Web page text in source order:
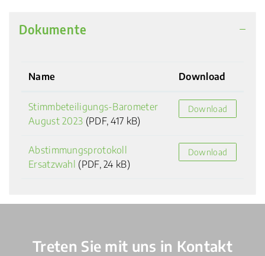
Dokumente
Name Download
Stimmbeteiligungs-Barometer
August 2023 (PDF, 417 kB)
Download
Abstimmungsprotokoll
Ersatzwahl (PDF, 24 kB)
Download
Treten Sie mit uns in Kontakt